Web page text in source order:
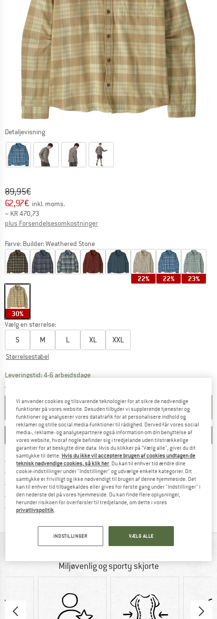
Detaljevisning
Original pris :
89,95€
Pris:
62,97€ inkl. moms.
~ KR470,73
plus ForsendelsesomkostningerOplysninger om
Farve: Builder: Weathered Stone
22% 22% 23%
30%
Vælg en størrelse:
S M L XL XXL
Størrelsestabel
Leveringstid: 4-6 arbejdsdageLinket åbnes i en infoboks og indeholder
Antal:
LÆG I KURV
HUSKE SAMMENLIGNE
Portofri fra 69 € (DK)Find oplysninger om forsendelse her!
100 dages returretGå til returretten her Åbnes i en infoboks
> 4.000.000 tilfredse kunder
Alle artikler på lager
Vi er Trustpilot-certificeret - oplysningerne får du
ALT I OVERBLIK
Miljøvenlig og sporty skjorte
Vi anvender cookies og tilsvarende teknologier for at sikre de nødvendige
funktioner på vores website. Desuden tilbyder vi supplerende tjenester og
funktioner og analyserer vores datatrafik for at personalisere indhold og
reklamer og stille social media-funktioner til rådighed. Derved får vores social
media-, reklame- og analysepartnere også information om din benyttelse af
vores website, hvoraf nogle befinder sig i tredjelande uden tilstrækkelige
garantier for at beskytte dine data. Hvis du klikker på "Vælg alle", giver du dit
samtykke til dette. Hvis du ikke vil acceptere brugen af cookies undtagen de
teknisk nødvendige cookies, så klik her . Du kan til enhver tid ændre dine
cookie-indstillinger under "Indstillinger" og udvælge enkelte kategorier. Dit
samtykke er frivilligt og ikke nødvendigt til brugen af denne hjemmeside. Det
kan til enhver tid tilbagekaldes eller gives for første gang under "Indstillinger" i
den nederste del på vores hjemmeside. Du kan finde flere oplysninger,
herunder risikoen for overførsler til tredjelande, om dette i vores
privatlivspolitik
INDSTILLINGER VÆLG ALLE